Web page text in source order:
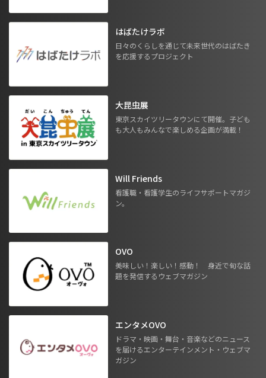
はばたけラボ
日々のくらしを通じて未来世代のはばたき
を応援するプロジェクト
大昆虫展
東京スカイツリータウンにて開催。子ども
も大人もみんなで楽しめる企画が満載！
Will Friends
看護職・看護学生のライフサポートマガジ
ン。
OVO
美味しい！楽しい！感動！ 身近で旬な話
題を発信するウェブマガジン
エンタメOVO
ドラマ・映画・舞台・音楽などのニュース
を届けるエンターテインメント・ウェブマ
ガジン